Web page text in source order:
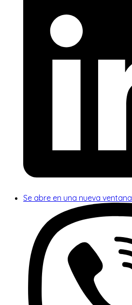
Se abre en una nueva ventana